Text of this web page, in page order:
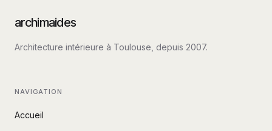
archimaides
Architecture intérieure à Toulouse, depuis 2007.
NAVIGATION
Accueil